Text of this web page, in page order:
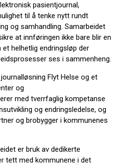
pasientjournal,
til å tenke nytt rundt
og samhandling. Samarbeidet
at innføringen ikke bare blir en
helhetlig endringsløp der
ses i sammenheng.
Flyt Helse og et
og
med tverrfaglig kompetanse
og endringsledelse, og
og brobygger i kommunenes
er bruk av dedikerte
tett med kommunene i det